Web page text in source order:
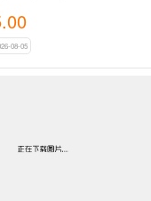
08-05